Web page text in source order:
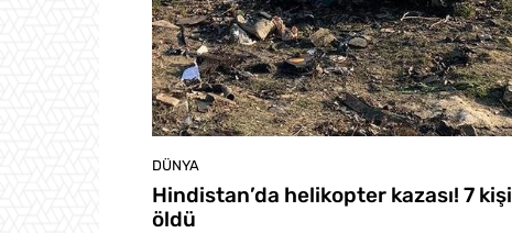
DÜNYA
Hindistan’da helikopter kazası! 7 kişi
öldü